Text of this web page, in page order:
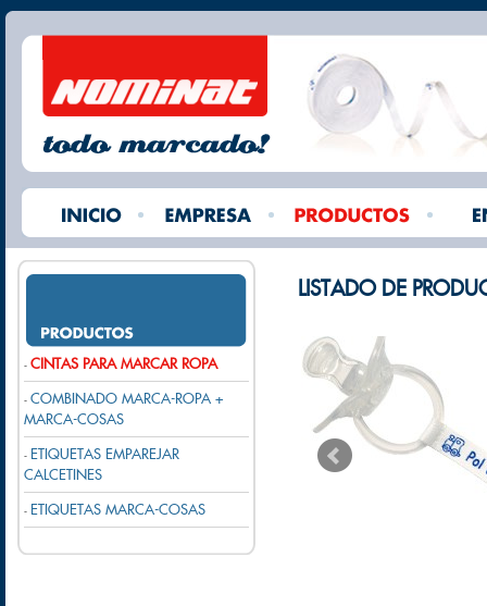
- CINTAS PARA MARCAR ROPA
- COMBINADO MARCA-ROPA +
MARCA-COSAS
- ETIQUETAS EMPAREJAR
CALCETINES
- ETIQUETAS MARCA-COSAS
LISTADO DE